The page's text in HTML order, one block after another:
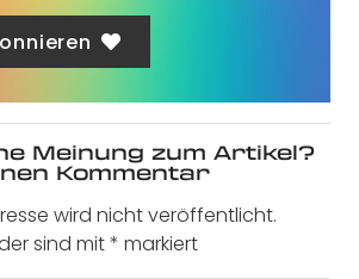
Meinung zum Artikel?
Kommentar
wird nicht veröffentlicht.
sind mit* markiert